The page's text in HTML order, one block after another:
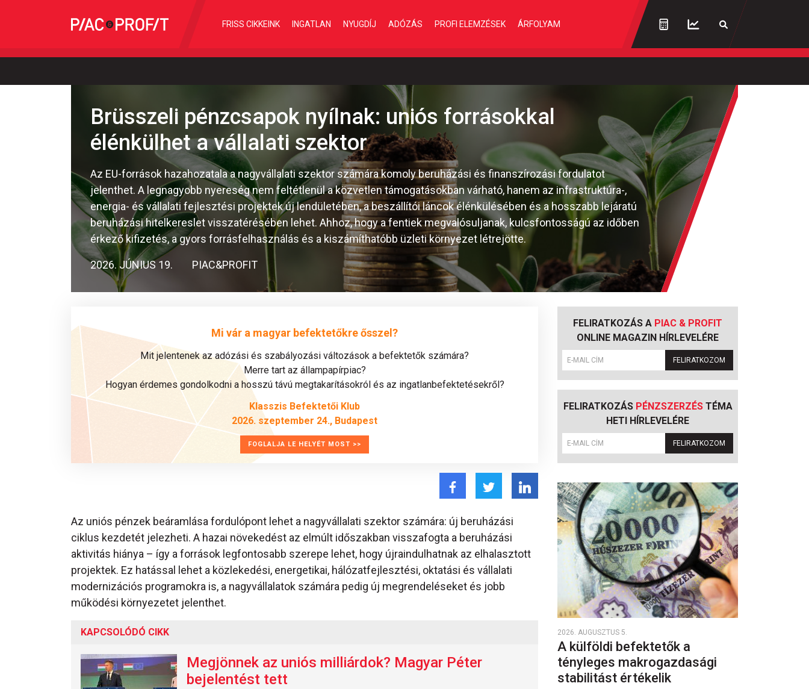
FRISS CIKKEINK INGATLAN NYUGDÍJ ADÓZÁS PROFI ELEMZÉSEK ÁRFOLYAM
Brüsszeli pénzcsapok nyílnak: uniós forrásokkal
élénkülhet a vállalati szektor
Az EU-források hazahozatala a nagyvállalati szektor számára komoly beruházási és finanszírozási fordulatot
jelenthet. A legnagyobb nyereség nem feltétlenül a közvetlen támogatásokban várható, hanem az infrastruktúra-,
energia- és vállalati fejlesztési projektek új lendületében, a beszállítói láncok élénkülésében és a hosszabb lejáratú
beruházási hitelkereslet visszatérésében lehet. Ahhoz, hogy a fentiek megvalósuljanak, kulcsfontosságú az időben
érkező kifizetés, a gyors forrásfelhasználás és a kiszámíthatóbb üzleti környezet létrejötte.
2026. JÚNIUS 19. PIAC&PROFIT
Mi vár a magyar befektetőkre ősszel?
Mit jelentenek az adózási és szabályozási változások a befektetők számára?
Merre tart az állampapírpiac?
Hogyan érdemes gondolkodni a hosszú távú megtakarításokról és az ingatlanbefektetésekről?
Klasszis Befektetői Klub
2026. szeptember 24., Budapest
FOGLALJA LE HELYÉT MOST >>
Az uniós pénzek beáramlása fordulópont lehet a nagyvállalati szektor számára: új beruházási
ciklus kezdetét jelezheti. A hazai növekedést az elmúlt időszakban visszafogta a beruházási
aktivitás hiánya – így a források legfontosabb szerepe lehet, hogy újraindulhatnak az elhalasztott
projektek. Ez hatással lehet a közlekedési, energetikai, hálózatfejlesztési, oktatási és vállalati
modernizációs programokra is, a nagyvállalatok számára pedig új megrendeléseket és jobb
működési környezetet jelenthet.
KAPCSOLÓDÓ CIKK
Megjönnek az uniós milliárdok? Magyar Péter
bejelentést tett
FELIRATKOZÁS A PIAC & PROFIT
ONLINE MAGAZIN HÍRLEVELÉRE
FELIRATKOZOM
FELIRATKOZÁS PÉNZSZERZÉSTÉMA
HETI HÍRLEVELÉRE
FELIRATKOZOM
2026. AUGUSZTUS 5.
A külföldi befektetők a
tényleges makrogazdasági
stabilitást értékelik